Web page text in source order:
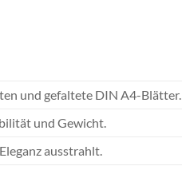
und gefaltete DIN A4-Blätter.
und Gewicht.
ausstrahlt.